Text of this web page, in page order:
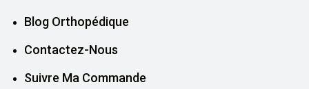
Blog Orthopédique
Contactez-Nous
Suivre Ma Commande